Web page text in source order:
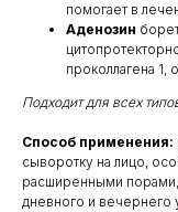
помогает в
Аденозин
проколлагена 1,
Подходит для всех
Способ применения:
сыворотку на лицо,
расширенными
дневного и вечернего
КЛИЕНТАМ
Контакты
Оплата и доставка
Политика обработки
персональных данных
Публичная оферта
Бонусная программа